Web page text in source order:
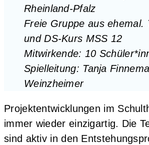
Rhein­land-Pfalz
Freie Grup­pe aus ehe­mal.
und DS-Kurs MSS 12
Mit­wir­ken­de: 10
Spiel­lei­tung: Tan­ja
Weinzheimer
Pro­jekt­ent­wick­lun­gen im
immer wie­der ein­zig­ar­tig. Die
sind aktiv in den